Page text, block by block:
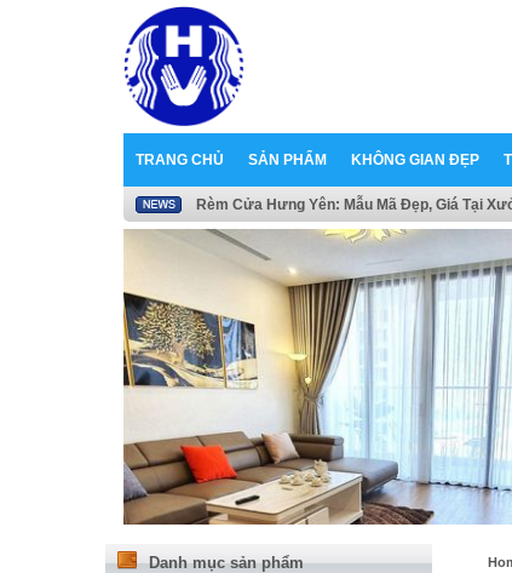
TRANG CHỦ SẢN PHẨM KHÔNG GIAN ĐẸP
Rèm Cửa Hưng Yên: Mẫu Mã Đẹp, Giá Tại
Danh mục sản phẩm